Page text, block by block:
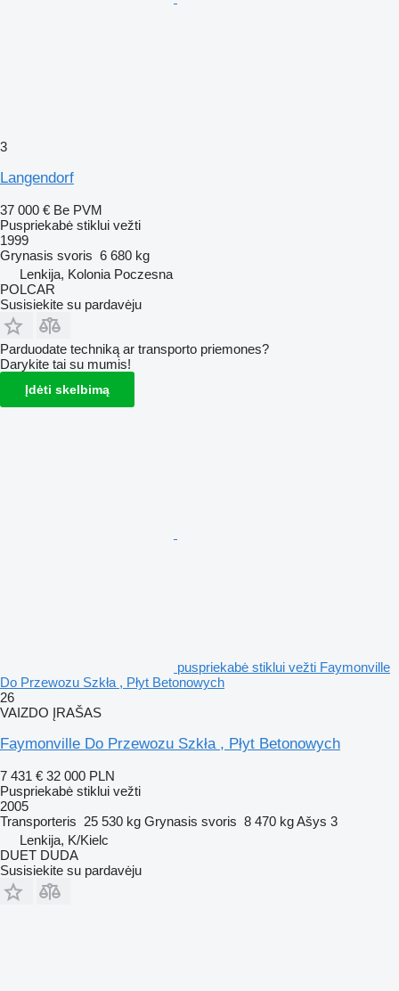
3
Langendorf
37 000 € Be PVM
Puspriekabė stiklui vežti
1999
Grynasis svoris 6 680 kg
Lenkija, Kolonia Poczesna
POLCAR
Susisiekite su pardavėju
Parduodate techniką ar transporto priemones?
Darykite tai su mumis!
Įdėti skelbimą
puspriekabė stiklui vežti Faymonville
Do Przewozu Szkła , Płyt Betonowych
26
VAIZDO ĮRAŠAS
Faymonville Do Przewozu Szkła , Płyt Betonowych
7 431 € 32 000 PLN
Puspriekabė stiklui vežti
2005
Transporteris 25 530 kg Grynasis svoris 8 470 kgAšys 3
Lenkija, K/Kielc
DUET DUDA
Susisiekite su pardavėju